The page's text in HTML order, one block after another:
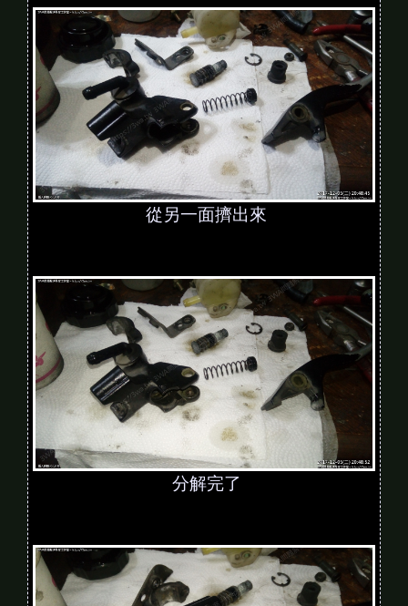
從另一面擠出來
分解完了